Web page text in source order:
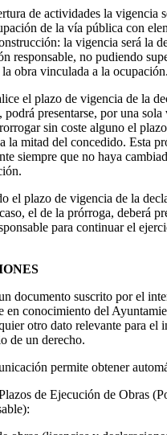
de actividades la vigencia
de la vía pública con
la vigencia será la
responsable, no pudiendo
obra vinculada a la ocupación.
el plazo de vigencia de la
podrá presentarse, por una sola
sin coste alguno el
la mitad del concedido. Esta
siempre que no haya
plazo de vigencia de la
el de la prórroga, deberá
para continuar el
documento suscrito por el
en conocimiento del
otro dato relevante para el
de un derecho.
permite obtener
de Ejecución de Obras